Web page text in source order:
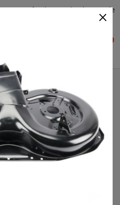
Trouver facilement le plateau de
de coupe
pour JUNIOR 13 5
(2008)
×